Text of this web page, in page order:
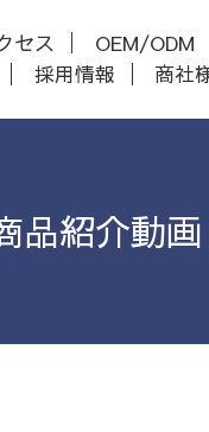
セス OEM/ODM
採用情報 商社
品紹介動画